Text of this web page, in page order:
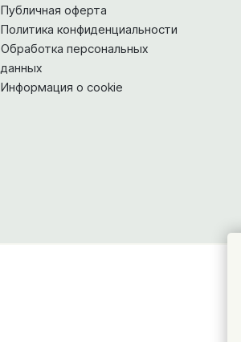
Публичная оферта
Политика конфиденциальности
Обработка персональных
данных
Информация о cookie